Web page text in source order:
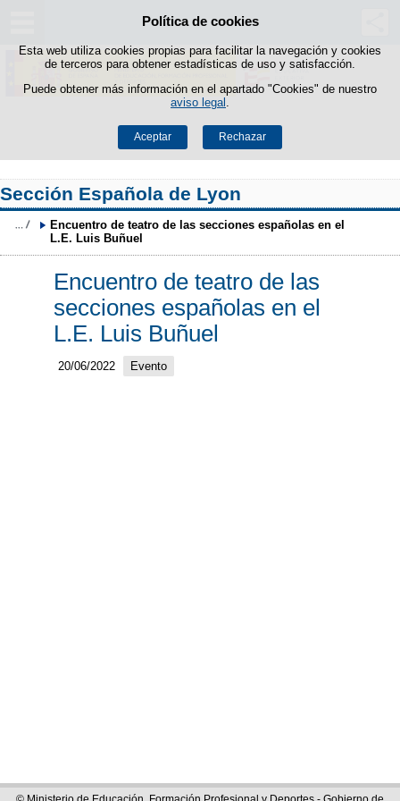
Política de cookies
Esta web utiliza cookies propias para facilitar la navegación y cookies
de terceros para obtener estadísticas de uso y satisfacción.
Puede obtener más información en el apartado "Cookies" de nuestro
aviso legal
Aceptar Rechazar
Saltar al contenido
Sección Española de Lyon
Encuentro de teatro de las secciones españolas en el
L.E. Luis Buñuel
Encuentro de teatro de las
secciones españolas en el
L.E. Luis Buñuel
20/06/2022 Evento